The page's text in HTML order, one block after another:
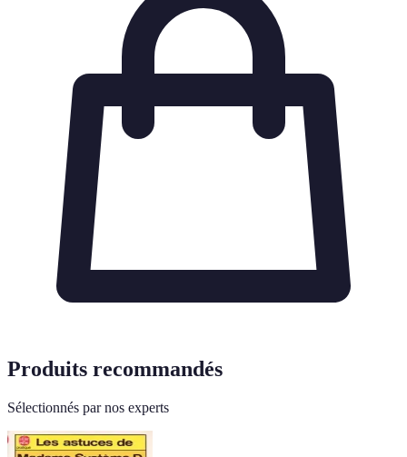
Produits recommandés
Sélectionnés par nos experts